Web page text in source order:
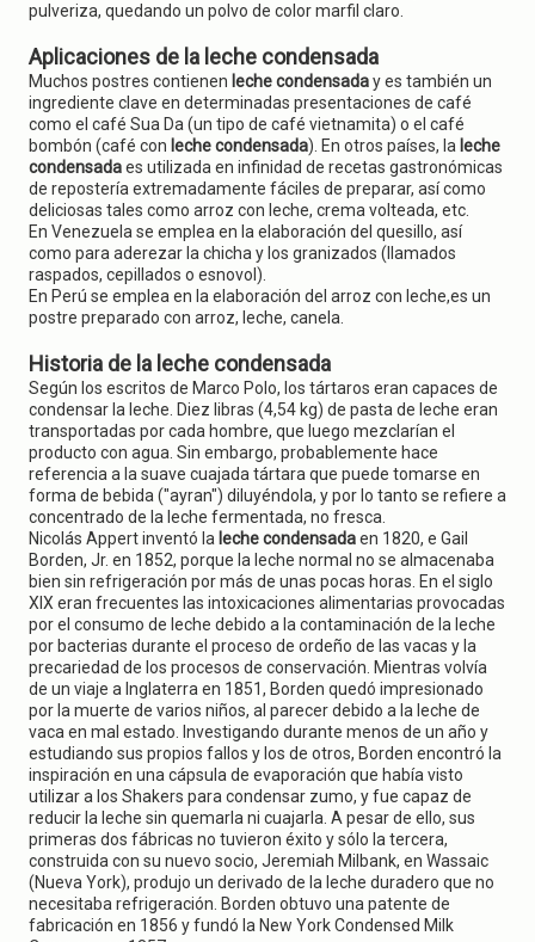
pulveriza, quedando un polvo de color marfil claro.
Aplicaciones de la leche condensada
Muchos postres contienen leche condensaday es también un
ingrediente clave en determinadas presentaciones de café
como el café Sua Da (un tipo de café vietnamita) o el café
bombón (café con leche condensada). En otros países, la leche
condensadaes utilizada en infinidad de recetas gastronómicas
de repostería extremadamente fáciles de preparar, así como
deliciosas tales como arroz con leche, crema volteada, etc.
En Venezuela se emplea en la elaboración del quesillo, así
como para aderezar la chicha y los granizados (llamados
raspados, cepillados o esnovol).
En Perú se emplea en la elaboración del arroz con leche,es un
postre preparado con arroz, leche, canela.
Historia de la leche condensada
Según los escritos de Marco Polo, los tártaros eran capaces de
condensar la leche. Diez libras (4,54 kg) de pasta de leche eran
transportadas por cada hombre, que luego mezclarían el
producto con agua. Sin embargo, probablemente hace
referencia a la suave cuajada tártara que puede tomarse en
forma de bebida ("ayran") diluyéndola, y por lo tanto se refiere a
concentrado de la leche fermentada, no fresca.
Nicolás Appert inventó la leche condensadaen 1820, e Gail
Borden, Jr. en 1852, porque la leche normal no se almacenaba
bien sin refrigeración por más de unas pocas horas. En el siglo
XIX eran frecuentes las intoxicaciones alimentarias provocadas
por el consumo de leche debido a la contaminación de la leche
por bacterias durante el proceso de ordeño de las vacas y la
precariedad de los procesos de conservación. Mientras volvía
de un viaje a Inglaterra en 1851, Borden quedó impresionado
por la muerte de varios niños, al parecer debido a la leche de
vaca en mal estado. Investigando durante menos de un año y
estudiando sus propios fallos y los de otros, Borden encontró la
inspiración en una cápsula de evaporación que había visto
utilizar a los Shakers para condensar zumo, y fue capaz de
reducir la leche sin quemarla ni cuajarla. A pesar de ello, sus
primeras dos fábricas no tuvieron éxito y sólo la tercera,
construida con su nuevo socio, Jeremiah Milbank, en Wassaic
(Nueva York), produjo un derivado de la leche duradero que no
necesitaba refrigeración. Borden obtuvo una patente de
fabricación en 1856 y fundó la New York Condensed Milk